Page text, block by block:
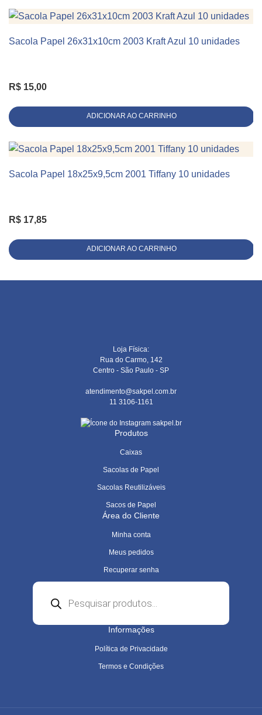
KIT 10 UNIDADES
Sacola Papel 26x31x10cm 2003 Kraft Azul 10 unidades
R$ 15,00
ADICIONAR AO CARRINHO
KIT 10 UNIDADES
Sacola Papel 18x25x9,5cm 2001 Tiffany 10 unidades
R$ 17,85
ADICIONAR AO CARRINHO
Loja Física:
Rua do Carmo, 142
Centro - São Paulo - SP
atendimento@sakpel.com.br
11 3106-1161
sakpel.br
Produtos
Caixas
Sacolas de Papel
Sacolas Reutilizáveis
Sacos de Papel
Área do Cliente
Minha conta
Meus pedidos
Recuperar senha
produtos
Informações
Política de Privacidade
Termos e Condições